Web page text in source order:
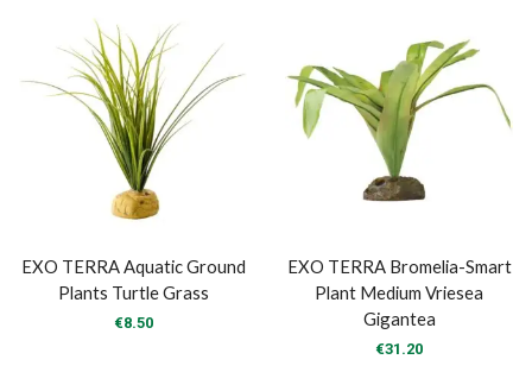
EXO TERRA Aquatic Ground
Plants Turtle Grass
€8.50
EXO TERRA Bromelia-Smart
Plant Medium Vriesea
Gigantea
€31.20